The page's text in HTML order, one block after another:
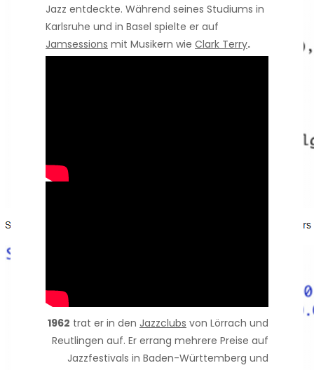
Jazz entdeckte. Während seines Studiums in
Karlsruhe und in Basel spielte er auf
Jamsessions mit Musikern wie Clark Terry.
1962 trat er in den Jazzclubs von Lörrach und
Reutlingen auf. Er errang mehrere Preise auf
Jazzfestivals in Baden-Württemberg und